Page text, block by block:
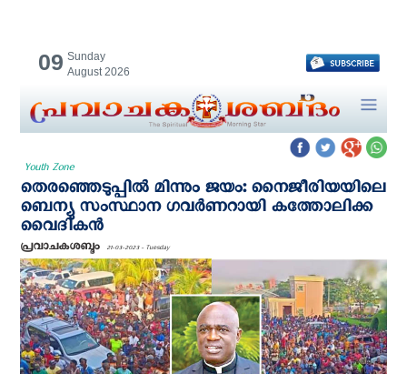
09 Sunday
August 2026
Youth Zone
തെരഞ്ഞെടുപ്പില്‍ മിന്നും ജയം: നൈജീരിയയിലെ
ബെന്യു സംസ്ഥാന ഗവര്‍ണറായി കത്തോലിക്ക
വൈദികന്‍
പ്രവാചകശബ്ദം 21-03-2023 - Tuesday